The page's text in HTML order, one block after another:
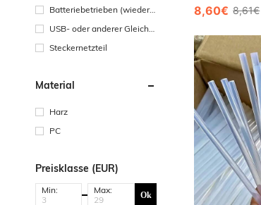
Batteriebetrieben (wiedera
USB- oder anderer Gleichst
Steckernetzteil
Material
Harz
PC
Preisklasse (EUR)
Min: Max: Ok
8,60€ 8,61€